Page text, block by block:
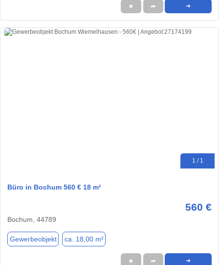
★ ➦ ➜
1 / 1
Büro in Bochum 560 € 18 m²
560 €
Bochum, 44789
Gewerbeobjekt ca. 18,00 m²
★ ➦ ➜